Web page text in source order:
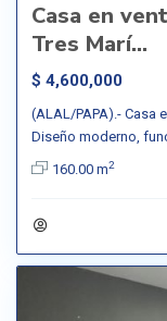
Casa en
Tres Marí...
$ 4,600,000
(ALAL/PAPA).- Casa
Diseño moderno,
160.00 m2